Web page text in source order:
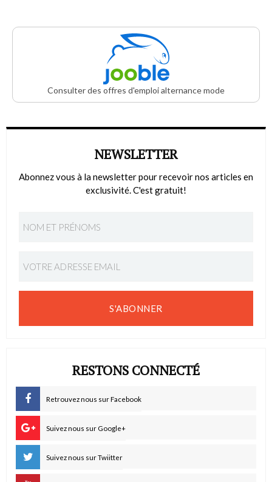
Consulter des offres d'emploi alternance mode
NEWSLETTER
Abonnez vous à la newsletter pour recevoir nos articles en
exclusivité. C'est gratuit!
S'ABONNER
RESTONS CONNECTÉ
Retrouvez nous sur Facebook
Suivez nous sur Google+
Suivez nous sur Twiitter